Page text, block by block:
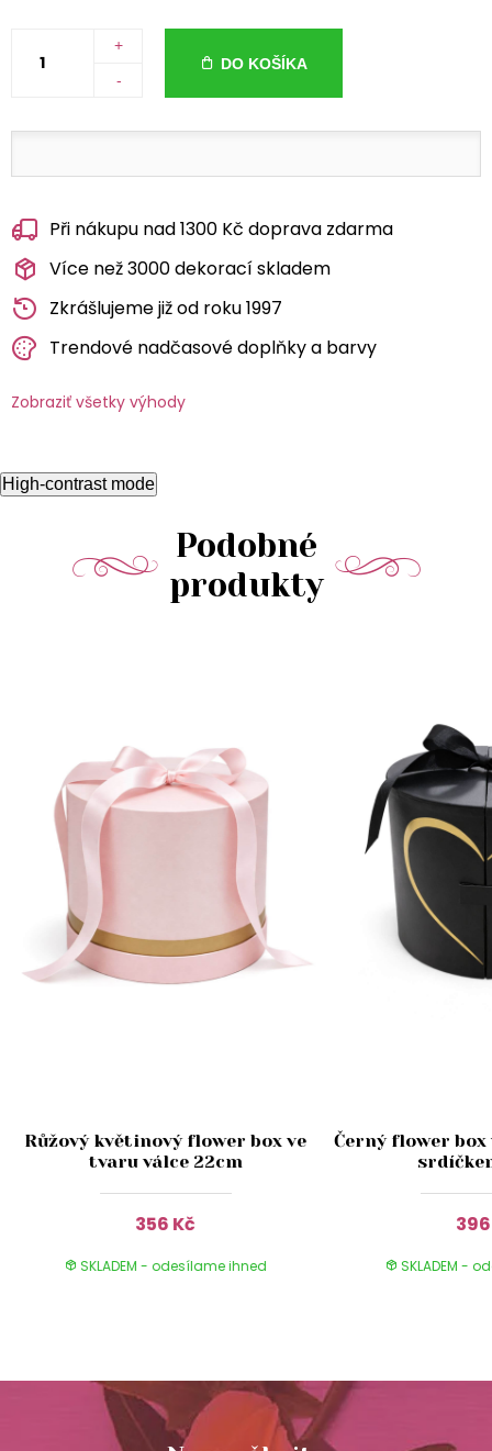
+
-
DO KOŠÍKA
Při nákupu nad 1300 Kč doprava zdarma
Více než 3000 dekorací skladem
Zkrášlujeme již od roku 1997
Trendové nadčasové doplňky a barvy
Zobraziť všetky výhody
High-contrast mode
Podobné
produkty
Růžový květinový flower box ve
tvaru válce 22cm
356 Kč
SKLADEM - odesílame ihned
Černý flower box
SKLADEM -